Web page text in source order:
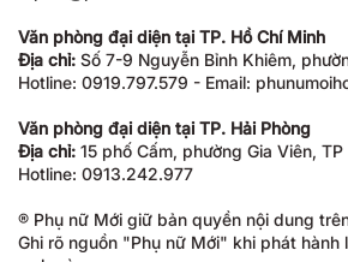
Văn phòng đại diện tại TP. Hồ Chí Minh
Địa chỉ: Số 7-9 Nguyễn Bỉnh Khiêm,
Hotline: 0919.797.579 - Email:
Văn phòng đại diện tại TP. Hải Phòng
Địa chỉ: 15 phố Cấm, phường Gia Viên, TP
Hotline: 0913.242.977
® Phụ nữ Mới giữ bản quyền nội dung
Ghi rõ nguồn "Phụ nữ Mới" khi phát